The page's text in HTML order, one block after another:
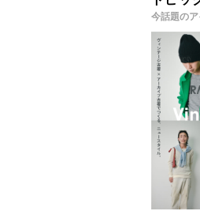
今話題の